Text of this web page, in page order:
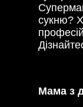
сукню?
Мама з